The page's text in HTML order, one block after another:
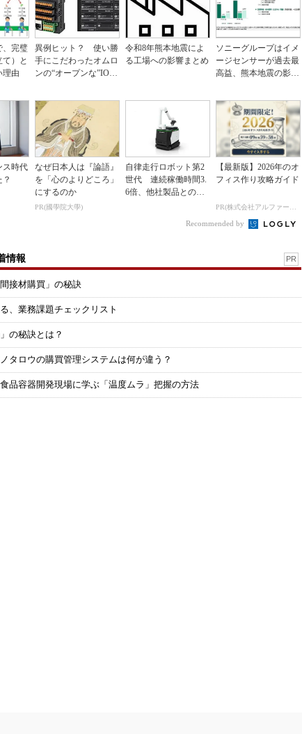
、完璧
）と
理由
異例ヒット？ 使い勝
手にこだわったオムロ
ンの“オープンな”IO-L
令和8年熊本地震によ
る工場への影響まとめ
ソニーグループはイメ
ージセンサーが過去最
高益、熊本地震の影響
ス時代
なぜ日本人は『論語』
を「心のよりどころ」
にするのか
PR(國學院大學)
自律走行ロボット第2
世代 連続稼働時間3.
6倍、他社製品との連
【最新版】2026年のオ
フィス作り攻略ガイド
PR(株式会社アルファーテクノ)
Recommended by
情報 PR
接材購買」の秘訣
、業務課題チェックリスト
の秘訣とは？
タロウの購買管理システムは何が違う？
品容器開発現場に学ぶ「温度ムラ」把握の方法